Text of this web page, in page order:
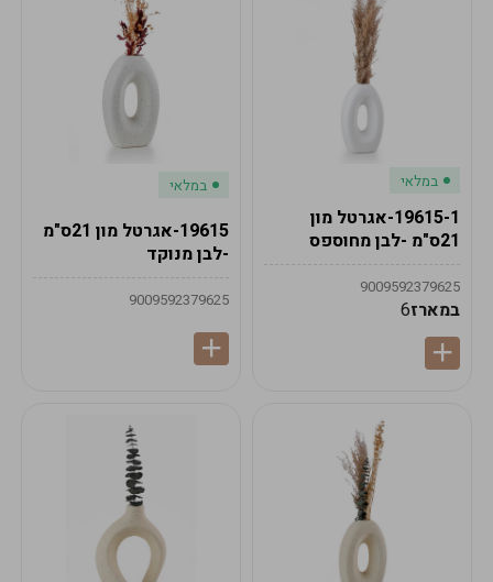
במלאי
19615-1-אגרטל מון
21ס"מ -לבן מחוספס
9009592379625
במארז6
במלאי
19615-אגרטל מון 21ס"מ
-לבן מנוקד
9009592379625